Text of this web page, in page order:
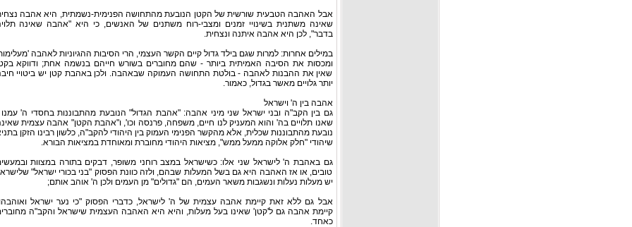
אבל האהבה הטבעית שורשית של הקטן הנובעת מהתחושה הפנימית-נשמתית, היא אהבה
שאינה משתנית בשינויי זמנים ומצבי-רוח משתנים של האנשים, כי היא "אהבה שאינה
בדבר", לכן היא אהבה איתנה ונצחית.
במילים אחרות: למרות שגם בילד גדול קיים הקשר העצמי, הרי הסיבות ההגיוניות לאהבה
ומכסות את הסיבה האמיתית ביותר - שהם מחוברים בשורש חייהם בנשמה אחת; ודווקא
שאין את ההבנות לאהבה - בולטת התחושה העמוקה שבאהבה. ולכן באהבת קטן יש ביטויי
יותר גלויים מאשר בגדול, כאמור.
אהבה בין ה' וישראל
גם בין הקב"ה ובני ישראל שני מיני אהבה: "אהבת הגדול" הנובעת מהתבוננות בחסדי ה'
שאנו תלויים בה' והוא המעניק לנו חיים, משפחה, פרנסה וכו', ו"אהבת הקטן" אהבה עצמית
נובעת מהתבוננות שכלית, אלא מהקשר הפנימי העמוק בין היהודי להקב"ה, כלשון רבינו הזקן
שיהודי "חלק אלוקה ממעל ממש", מציאות היהודי מחוברת ומאוחדת במציאות הבורא.
גם באהבת ה' לישראל שני אלו: כשישראל במצב רוחני משופר, דבקים בתורה במצוות
טובים, או אז האהבה היא גם בשל המעלות שבהם, ולזה כוונת הפסוק "בני בכורי ישראל"
יש מעלות נעלות ונשגבות משאר העמים, הם "גדולים" מן העמים ולכן ה' אוהב אותם;
אבל גם ללא זאת קיימת אהבה עצמית של ה' לישראל, כדברי הפסוק "כי נער ישראל
קיימת אהבה גם ל'קטן' שאינו בעל מעלות, והיא היא האהבה העצמית שישראל והקב"ה
כאחד.